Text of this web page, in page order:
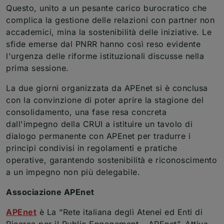
Questo, unito a un pesante carico burocratico che
complica la gestione delle relazioni con partner non
accademici, mina la sostenibilità delle iniziative. Le
sfide emerse dal PNRR hanno così reso evidente
l'urgenza delle riforme istituzionali discusse nella
prima sessione.
La due giorni organizzata da APEnet si è conclusa
con la convinzione di poter aprire la stagione del
consolidamento, una fase resa concreta
dall'impegno della CRUI a istituire un tavolo di
dialogo permanente con APEnet per tradurre i
principi condivisi in regolamenti e pratiche
operative, garantendo sostenibilità e riconoscimento
a un impegno non più delegabile.
Associazione APEnet
APEnet è La “Rete italiana degli Atenei ed Enti di